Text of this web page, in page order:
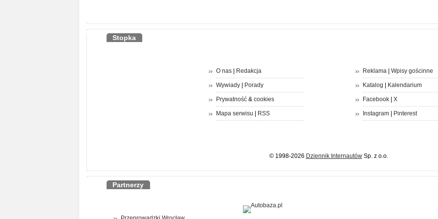
Stopka
O nas| Redakcja
Wywiady| Porady
Prywatność& cookies
Mapa serwisu RSS
Reklama| Wpisy gościnne
Katalog Kalendarium
Facebook| X
Instagram| Pinterest
© 1998-2026 Dziennik InternautówSp. z o.o.
Partnerzy